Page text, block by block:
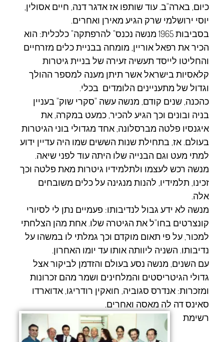
כיום, בארה"ב. עוד שותפו אז אדגר דנה, חיים אסולין,
יוסי ירושלמי שרק הגיע מאירן ואחרים.
בסביבות 1965 מנשה נכנס" להרפתקה" כלכלית: הוא
הכיר את רפאל אוריין, מומחה בבניית כלים מזרחיים
והחליטו לייסד תעשיה זעירה של בניית גיטרות
קלאסיות בישראל אשר תיתן מענה למספר ההולך
וגדול של מתעניינים הלומדים בכלי.
כהכנה, שנים קודם, מנשה עשה "סקרי שוק" בעניין
בניה ובונים וכך הגיע להכיר, כמעט במקרה, את
איגנסיו פלטה מברסלונה, אחד מגדולי בוני הגיטרות
בעולם. אז, בתחילת שנות הששים שמו היה עדיין ידוע
למתי מעט וגם הבנייה שלו היתה עוד לפני שיאה.
מנשה רכש לעצמו ולתלמידיו גיטרות מאת פלטה וכך
זכינו, תלמידיו, להנות מנגינה על כלים משובחים
אלה.
מנשה לא ידע גבול לנדיבותו: פעמיים נתן לי לסיורי
קונצרטים בחו"ל את הגיטרה שלו. אחת מהן הצלחתי
למכור, על פי תאום מוקדם וכך גמלתי לו במשהו על
נדיבותו. השניה ליוותה אותו עד יומו האחרון.
עם השנים, מנשה נסע בעולם והזדמן לביקור אצל
גדולי הגיטריסטים והמלחינים ושמר מהם זכרונות
ומזכרות: אנדרס סגוביה, חואקין רודריגו, אדוארדו
סאינס דה לה מאסה ואחרים.
רשימת